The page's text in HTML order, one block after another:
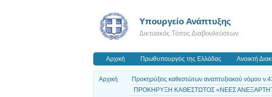
Υπουργείο Ανάπτυξης
Δικτυακός Τόπος Διαβουλεύσεων
Αρχική Πρωθυπουργός της Ελλάδας Ανοικτή
Αρχική
Προκηρύξεις καθεστώτων αναπτυξιακού νόμου
ΠΡΟΚΗΡΥΞΗ ΚΑΘΕΣΤΩΤΟΣ «ΝΕΕΣ